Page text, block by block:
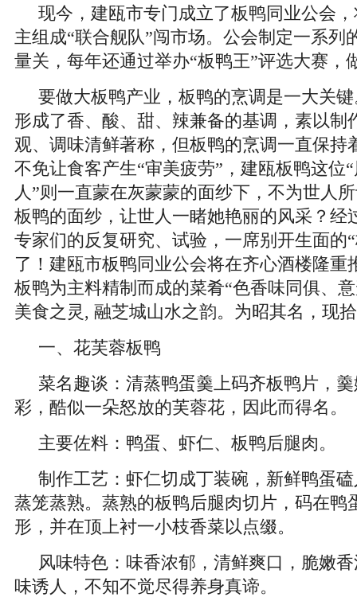
现今，建瓯市专门成立了板鸭同业公会
主组成“联合舰队”闯市场。公会制定一系列
量关，每年还通过举办“板鸭王”评选大赛，
要做大板鸭产业，板鸭的烹调是一大关
形成了香、酸、甜、辣兼备的基调，素以制
观、调味清鲜著称，但板鸭的烹调一直保持
不免让食客产生“审美疲劳”，建瓯板鸭这位
人”则一直蒙在灰蒙蒙的面纱下，不为世人
板鸭的面纱，让世人一睹她艳丽的风采？经
专家们的反复研究、试验，一席别开生面的
了！建瓯市板鸭同业公会将在齐心酒楼隆重
板鸭为主料精制而成的菜肴“色香味同俱、
美食之灵, 融芝城山水之韵。为昭其名，现
一、花芙蓉板鸭
菜名趣谈：清蒸鸭蛋羹上码齐板鸭片，
彩，酷似一朵怒放的芙蓉花，因此而得名。
主要佐料：鸭蛋、虾仁、板鸭后腿肉。
制作工艺：虾仁切成丁装碗，新鲜鸭蛋
蒸笼蒸熟。蒸熟的板鸭后腿肉切片，码在鸭
形，并在顶上衬一小枝香菜以点缀。
风味特色：味香浓郁，清鲜爽口，脆嫩
味诱人，不知不觉尽得养身真谛。